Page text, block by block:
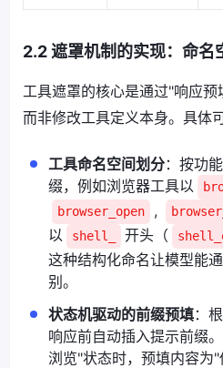
2.2 遮罩机制的实现：命名
工具遮罩的核心是通过"响应预
而非修改工具定义本身。具体
工具命名空间划分：按功
缀，例如浏览器工具以
browser_open ,
以
shell_ 开头（
这种结构化命名让模型能
别。
状态机驱动的前缀预填：
响应前自动插入提示前缀
浏览"状态时，预填内容为